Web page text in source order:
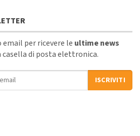
per ricevere le ultime news
di posta elettronica.
ISCRIVITI